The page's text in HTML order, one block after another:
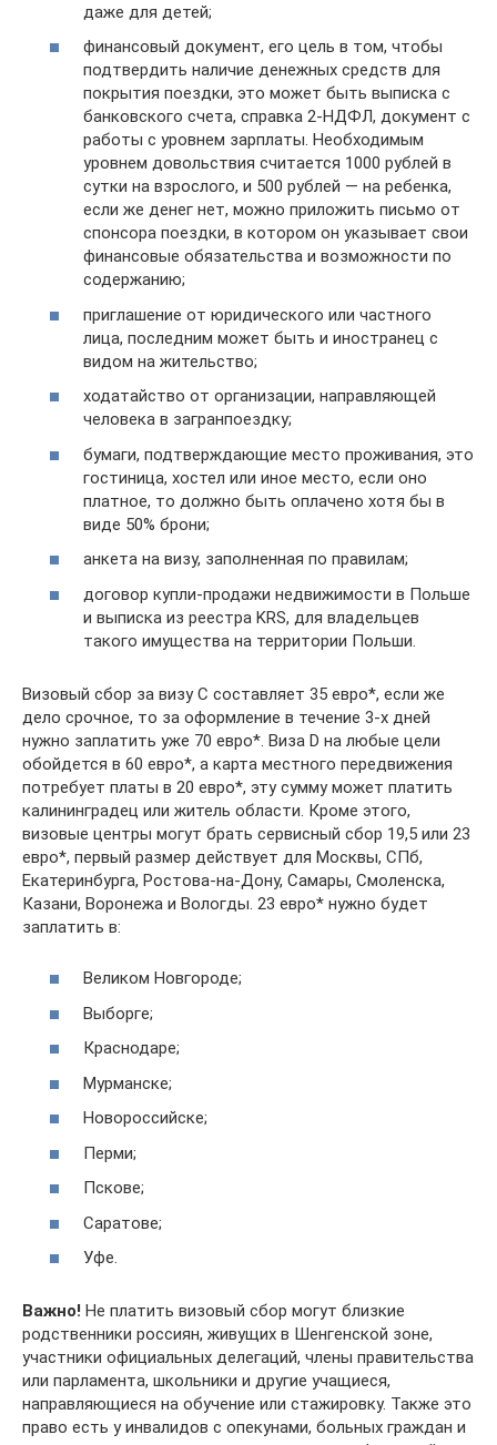
даже для детей;
финансовый документ, его цель в том, чтобы
подтвердить наличие денежных средств для
покрытия поездки, это может быть выписка с
банковского счета, справка 2-НДФЛ, документ с
работы с уровнем зарплаты. Необходимым
уровнем довольствия считается 1000 рублей в
сутки на взрослого, и 500 рублей — на ребенка,
если же денег нет, можно приложить письмо от
спонсора поездки, в котором он указывает свои
финансовые обязательства и возможности по
содержанию;
приглашение от юридического или частного
лица, последним может быть и иностранец с
видом на жительство;
ходатайство от организации, направляющей
человека в загранпоездку;
бумаги, подтверждающие место проживания, это
гостиница, хостел или иное место, если оно
платное, то должно быть оплачено хотя бы в
виде 50% брони;
анкета на визу, заполненная по правилам;
договор купли-продажи недвижимости в Польше
и выписка из реестра KRS, для владельцев
такого имущества на территории Польши.
Визовый сбор за визу С составляет 35 евро*, если же
дело срочное, то за оформление в течение 3-х дней
нужно заплатить уже 70 евро*. Виза D на любые цели
обойдется в 60 евро*, а карта местного передвижения
потребует платы в 20 евро*, эту сумму может платить
калининградец или житель области. Кроме этого,
визовые центры могут брать сервисный сбор 19,5 или 23
евро*, первый размер действует для Москвы, СПб,
Екатеринбурга, Ростова-на-Дону, Самары, Смоленска,
Казани, Воронежа и Вологды. 23 евро* нужно будет
заплатить в:
Великом Новгороде;
Выборге;
Краснодаре;
Мурманске;
Новороссийске;
Перми;
Пскове;
Саратове;
Уфе.
Важно! Не платить визовый сбор могут близкие
родственники россиян, живущих в Шенгенской зоне,
участники официальных делегаций, члены правительства
или парламента, школьники и другие учащиеся,
направляющиеся на обучение или стажировку. Также это
право есть у инвалидов с опекунами, больных граждан и